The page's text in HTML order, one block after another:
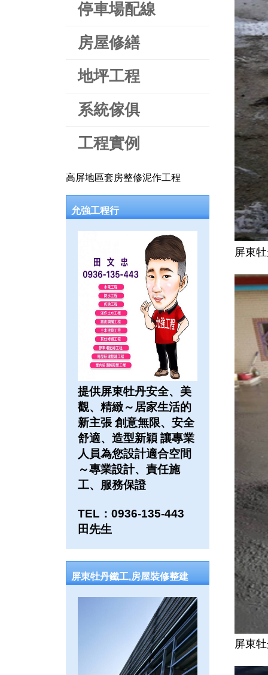
停車場配線
房屋修繕
地坪工程
系統傢俱
工程實例
高屏地區套房整修泥作工程
允強工程行
提供屏東牡丹安全、美
觀、精緻～居家生活的
新主張 創意無限、安全
舒適、造型新穎 讓專業
人員為您設計適合空間
～專業設計、責任施
工、服務保證
TEL：0936-135-443
田先生
屏東牡丹鐵工,房屋裝修整建
屏東
屏東